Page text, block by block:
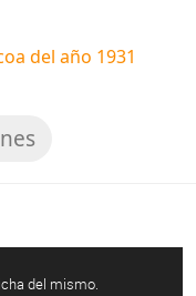
del año 1931
del mismo.